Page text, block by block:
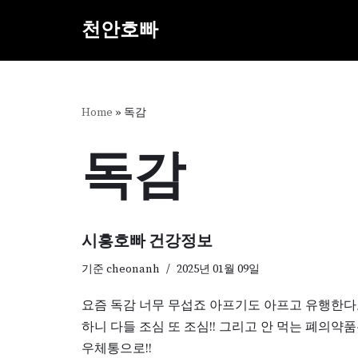
텐
천안호빠
Home » 독감
독감
시흥호빠 건강정보
기준 cheonanh 2025년 01월 09일
요즘 독감 너무 무섭죠 아프기도 아프고 유행한
하니 다들 조심 또 조심!! 그리고 안 먹는 폐의약
우체통으로!!